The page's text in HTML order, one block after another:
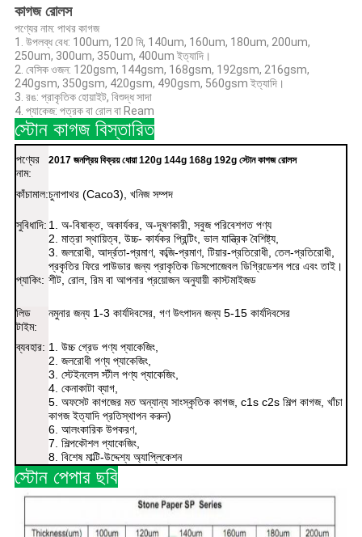
কাগজ রোলস
পণ্যের নাম: পাথর কাগজ
1. উপলব্ধ বেধ: 100um, 120 মি, 140um, 160um, 180um, 200um,
250um, 300um, 350um, 400um ইত্যাদি।
2. বেসিক ওজন: 120gsm, 144gsm, 168gsm, 192gsm, 216gsm,
240gsm, 350gsm, 420gsm, 490gsm, 560gsm ইত্যাদি।
3. রঙ: প্রাকৃতিক হোয়াইট, বিশুদ্ধ সাদা
4. প্যাকেজ: পত্রক বা রোল বা Ream
স্টোন কাগজ বিস্তারিত
পণ্যের
নাম:
2017 জনপ্রিয় বিক্রয় ধোয়া 120g 144g 168g 192g স্টোন কাগজ রোলস
কাঁচামাল:চুনাপাথর (Caco3), খনিজ সম্পদ
সুবিধাদি: 1. অ-বিষাক্ত, অকার্যকর, অ-দূষণকারী, সবুজ পরিবেশগত পণ্য
2. মাত্রা স্থায়িত্ব, উচ্চ- কার্যকরপ্রিন্টিং, ভাল যান্ত্রিক বৈশিষ্ট্য,
3. জলরোধী, আর্দ্রতা-প্রমাণ, কব্জি-প্রমাণ, টিয়ার-প্রতিরোধী, তেল-প্রতিরোধী,
প্রকৃতির ফিরে পাউডার জন্য প্রাকৃতিক ডিসপোজেবল ডিগ্রিডেশন পরে এবং তাই।
প্যাকিং: শীট, রোল, রিম বা আপনার প্রয়োজন অনুযায়ী কাস্টমাইজড
লিড
টাইম:
নমুনার জন্য 1-3 কার্যদিবসের, গণ উৎপাদন জন্য 5-15 কার্যদিবসের
ব্যবহার: 1. উচ্চ গ্রেড পণ্য প্যাকেজিং,
2. জলরোধী পণ্য প্যাকেজিং,
3. স্টেইনলেস স্টীল পণ্য প্যাকেজিং,
4. কেনাকাটা ব্যাগ,
5. অফসেট কাগজের মত অন্যান্য সাংস্কৃতিক কাগজ, c1s c2s শিল্প কাগজ, খাঁচা
কাগজ ইত্যাদি প্রতিস্থাপন করুন)
6. আলংকারিক উপকরণ,
7. শিল্পকৌশল প্যাকেজিং,
8. বিশেষ মাল্টি-উদ্দেশ্য অ্যাপ্লিকেশন
স্টোন পেপার ছবি